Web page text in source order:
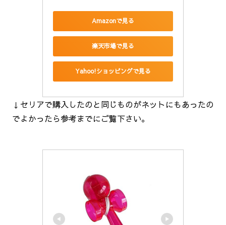
Amazonで見る
楽天市場で見る
Yahoo!ショッピングで見る
↓セリアで購入したのと同じものがネットにもあったの
でよかったら参考までにご覧下さい。